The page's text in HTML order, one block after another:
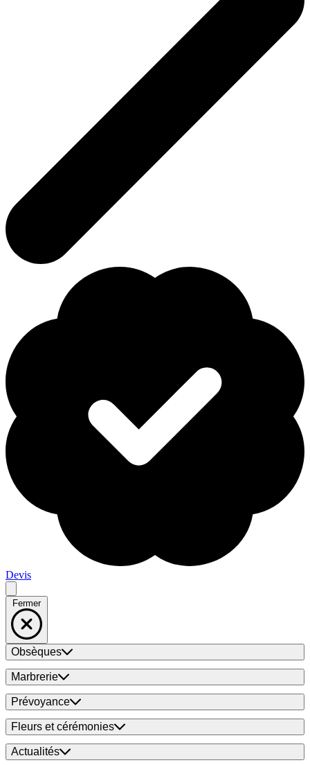
Devis
Fermer
Obsèques
Marbrerie
Prévoyance
Fleurs et cérémonies
Actualités